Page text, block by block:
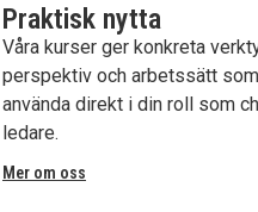
Praktisk nytta
Våra kurser ger konkreta
perspektiv och arbetssätt
använda direkt i din roll som
ledare.
Mer om oss